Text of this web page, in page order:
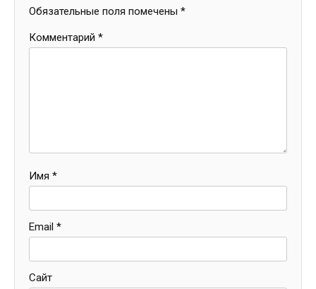
Обязательные поля помечены *
Комментарий *
Имя *
Email *
Сайт